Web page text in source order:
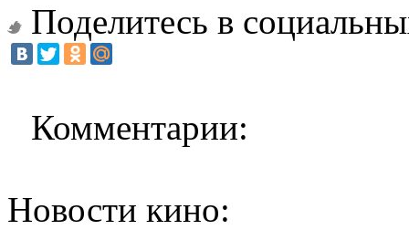
Поделитесь в
Комментарии:
Новости кино: